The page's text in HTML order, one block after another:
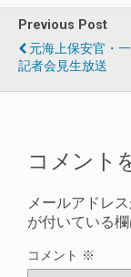
Previous Post
元海上保安官・
記者会見生放送
コメント
メールアドレ
が付いている
コメント ※